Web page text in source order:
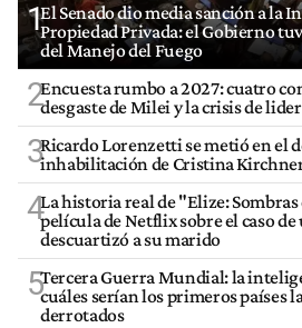
1El Senado dio media sanción a la
Propiedad Privada: el Gobierno
del Manejo del Fuego
2Encuesta rumbo a 2027: cuatro
desgaste de Milei y la crisis de
3Ricardo Lorenzetti se metió en el
inhabilitación de Cristina
4La historia real de "Elize:
película de Netflix sobre el caso de
descuartizó a su marido
5Tercera Guerra Mundial: la
cuáles serían los primeros países
derrotados